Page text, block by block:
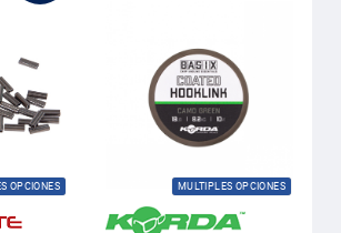
OPCIONES MULTIPLES OPCIONES